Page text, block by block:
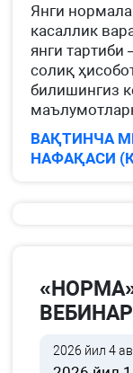
Янги
касаллик
янги тартиби
солиқ
билишингиз
ВАҚТИНЧА
НАФАҚАСИ
2026 йил 4